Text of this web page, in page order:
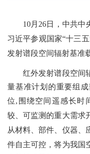
10月 26日，中共中
习近平参观国家“十三
发射谱段空间辐射基准
红外发射谱段空间辐
量基准计划的重要组
位,围绕空间遥感长时
较、可监测的重大需求
从材料、部件、仪器、
件自主可控，将为我国